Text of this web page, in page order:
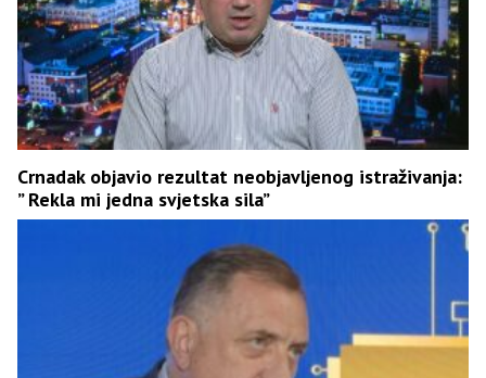
Crnadak objavio rezultat neobjavljenog istraživanja:
” Rekla mi jedna svjetska sila”